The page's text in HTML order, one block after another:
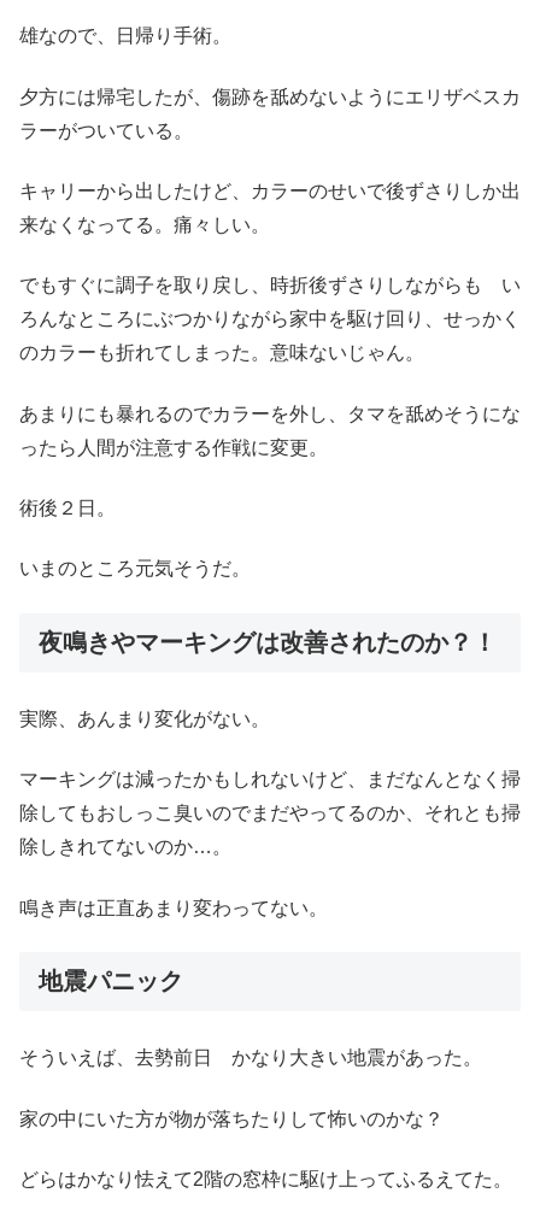
雄なので、日帰り手術。
夕方には帰宅したが、傷跡を舐めないようにエリザベスカ
ラーがついている。
キャリーから出したけど、カラーのせいで後ずさりしか出
来なくなってる。痛々しい。
でもすぐに調子を取り戻し、時折後ずさりしながらも い
ろんなところにぶつかりながら家中を駆け回り、せっかく
のカラーも折れてしまった。意味ないじゃん。
あまりにも暴れるのでカラーを外し、タマを舐めそうにな
ったら人間が注意する作戦に変更。
術後２日。
いまのところ元気そうだ。
夜鳴きやマーキングは改善されたのか？！
実際、あんまり変化がない。
マーキングは減ったかもしれないけど、まだなんとなく掃
除してもおしっこ臭いのでまだやってるのか、それとも掃
除しきれてないのか…。
鳴き声は正直あまり変わってない。
地震パニック
そういえば、去勢前日 かなり大きい地震があった。
家の中にいた方が物が落ちたりして怖いのかな？
どらはかなり怯えて2階の窓枠に駆け上ってふるえてた。